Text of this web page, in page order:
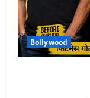
Bollywood